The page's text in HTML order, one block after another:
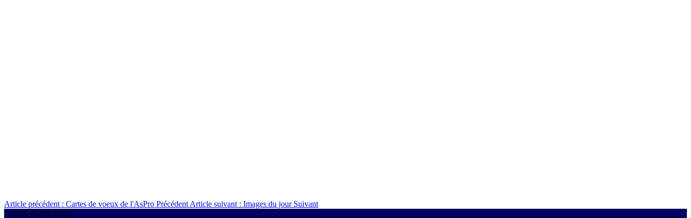
Article précédent : Cartes de voeux de l'AsPro Précédent Article suivant : Images du jour Suivant
© 2026 AsPro Djinn